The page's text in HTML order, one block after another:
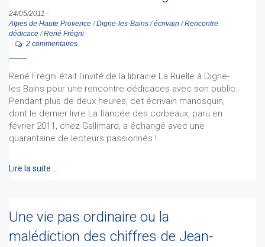
24/05/2011 -
Alpes de Haute Provence/Digne-les-Bains/écrivain /Rencontre
dédicace/René Frégni
-
2 commentaires
René Frégni était l'invité de la librairie La Ruelle à Digne-
les Bains pour une rencontre dédicaces avec son public.
Pendant plus de deux heures, cet écrivain manosquin,
dont le dernier livre La fiancée des corbeaux, paru en
février 2011, chez Gallimard, a échangé avec une
quarantaine de lecteurs passionnés !…
Lire la suite …
Une vie pas ordinaire ou la
malédiction des chiffres de Jean-